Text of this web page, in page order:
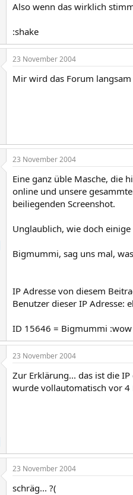
Also wenn das wirklich
:shake
23 November 2004
Mir wird das Forum
23 November 2004
Eine ganz üble Masche, die
online und unsere
beiliegenden Screenshot.
Unglaublich, wie doch
Bigmummi, sag uns mal,
IP Adresse von diesem
Benutzer dieser IP Adresse:
ID 15646 = Bigmummi :wow
23 November 2004
Zur Erklärung... das ist die
wurde vollautomatisch vor 4
23 November 2004
schräg... ?(